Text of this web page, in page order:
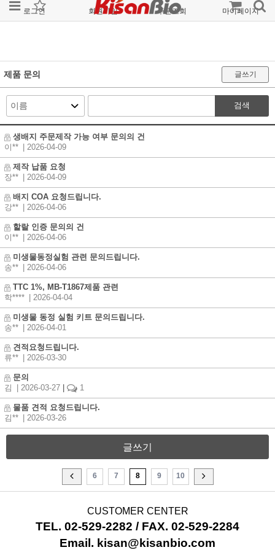
로그인 회원가입 주문조회 마이페이지
제품 문의 글쓰기
검색
생배지 주문제작 가능 여부 문의의 건
이**
| 2026-04-09
제작 납품 요청
장**
| 2026-04-09
배지 COA 요청드립니다.
강**
| 2026-04-06
할랄 인증 문의의 건
이**
| 2026-04-06
미생물동정실험 관련 문의드립니다.
송**
| 2026-04-06
TTC 1%, MB-T1867제품 관련
학****
| 2026-04-04
미생물 동정 실험 키트 문의드립니다.
송**
| 2026-04-01
견적요청드립니다.
류**
| 2026-03-30
문의
김
| 2026-03-27 1
물품 견적 요청드립니다.
김**
| 2026-03-26
글쓰기
6 7 8 9 10
CUSTOMER CENTER
TEL. 02-529-2282 / FAX. 02-529-2284
Email. kisan@kisanbio.com